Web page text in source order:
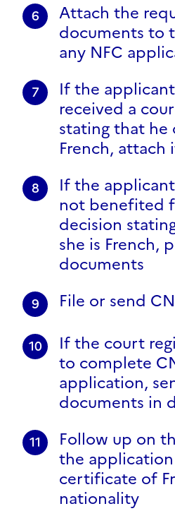
6
Attach the
documents to
any NFC
7
If the
received a
stating that he
French,
8
If the
not benefited
decision
she is French,
documents
9 File or send
10
If the court
to complete
application,
documents in
11
Follow up on
the
certificate of
nationality